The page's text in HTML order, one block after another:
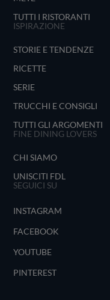
TUTTI I RISTORANTI
ISPIRAZIONE
STORIE E TENDENZE
RICETTE
SERIE
TRUCCHI E CONSIGLI
TUTTI GLI ARGOMENTI
FINE DINING LOVERS
CHI SIAMO
UNISCITI FDL
SEGUICI SU
INSTAGRAM
FACEBOOK
YOUTUBE
PINTEREST